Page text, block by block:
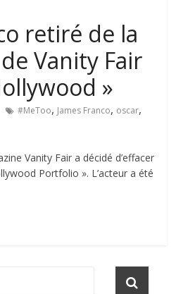
retiré de la
Vanity Fair
»
#MeToo, James Franco, oscar,
Vanity Fair a décidé d’effacer
Portfolio ». L’acteur a été